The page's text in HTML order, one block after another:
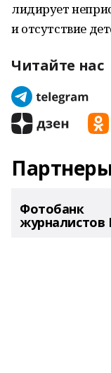
лидирует
и отсутствие
Читайте нас
Фотобанк
журналистов